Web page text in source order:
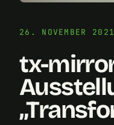
26. NOVEMBER
tx-